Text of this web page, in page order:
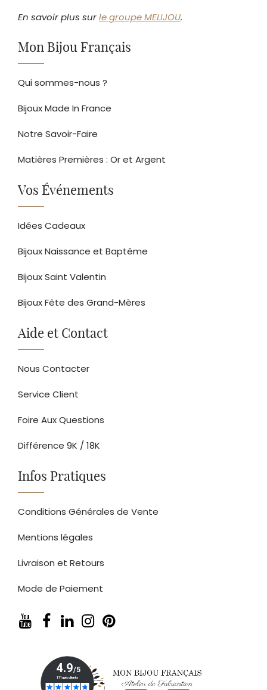
En savoir plus surle groupe MELIJOU.
Mon Bijou Français
Qui sommes-nous ?
Bijoux Made In France
Notre Savoir-Faire
Matières Premières : Or et Argent
Vos Événements
Idées Cadeaux
Bijoux Naissance et Baptême
Bijoux Saint Valentin
Bijoux Fête des Grand-Mères
Aide et Contact
Nous Contacter
Service Client
Foire Aux Questions
Différence 9K / 18K
Infos Pratiques
Conditions Générales de Vente
Mentions légales
Livraison et Retours
Mode de Paiement